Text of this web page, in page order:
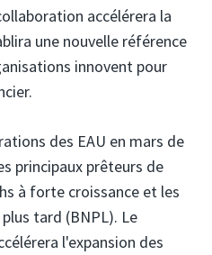
accélérera la
une nouvelle référence
innovent pour
des EAU en mars de
principaux prêteurs de
à forte croissance et les
tard (BNPL). Le
l'expansion des